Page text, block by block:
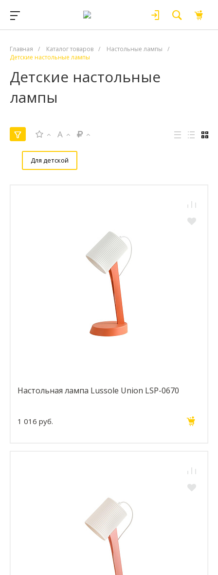
Главная / Каталог товаров / Настольные лампы
/
Детские настольные лампы
Детские настольные
лампы
A
Для детской
Настольная лампа Lussole Union LSP-0670
1 016 руб.